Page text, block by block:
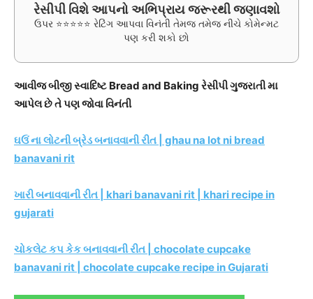
રેસીપી વિશે આપનો અભિપ્રાય જરૂરથી જણાવશો
ઉપર ⭐⭐⭐⭐⭐ રેટિંગ આપવા વિનંતી તેમજ તમેજ નીચે કોમેન્મટ
પણ કરી શકો છો
આવીજ બીજી સ્વાદિષ્ટ Bread and Baking રેસીપી ગુજરાતી મા
આપેલ છે તે પણ જોવા વિનંતી
ઘઉં ના લોટની બ્રેડ બનાવવાની રીત | ghau na lot ni bread
banavani rit
ખારી બનાવવાની રીત | khari banavani rit | khari recipe in
gujarati
ચોકલેટ કપ કેક બનાવવાની રીત | chocolate cupcake
banavani rit | chocolate cupcake recipe in Gujarati